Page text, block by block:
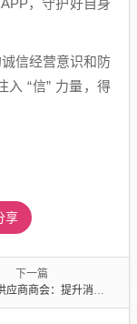
，守护好自身
信经营意识和防
入 “信” 力量，得
享
下一篇
：提升消费品质 助力南阳发展